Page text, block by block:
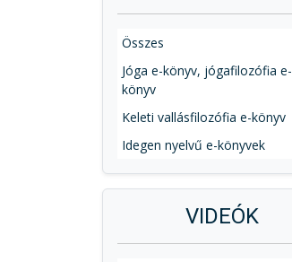
Összes
Jóga e-könyv, jógafilozófia e-
könyv
Keleti vallásfilozófia e-könyv
Idegen nyelvű e-könyvek
VIDEÓK